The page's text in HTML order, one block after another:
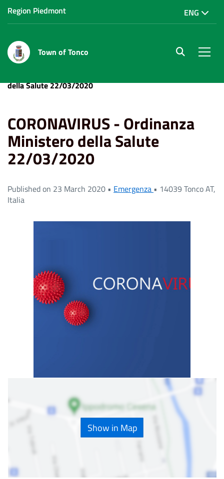
Region Piedmont ENG
Town of Tonco site.searc
della Salute 22/03/2020
CORONAVIRUS - Ordinanza
Ministero della Salute
22/03/2020
Published on 23 March 2020 • Emergenza • 14039 Tonco AT,
Italia
Show in Map